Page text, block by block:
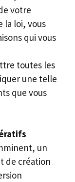
votre
la loi, vous
qui vous
toutes les
une telle
que vous
un
de création